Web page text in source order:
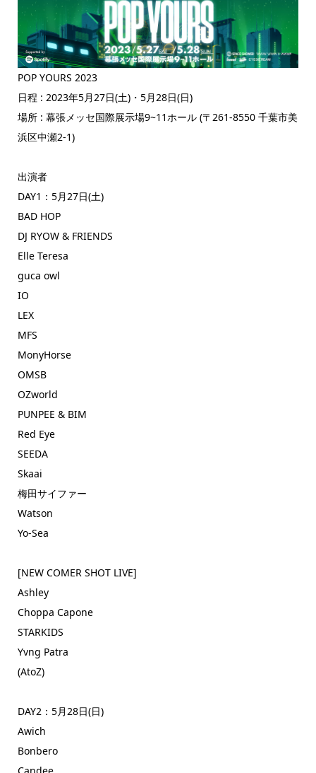
POP YOURS 2023
日程 : 2023年5月27日(土)・5月28日(日)
場所 : 幕張メッセ国際展示場9~11ホール (〒261-8550 千葉市美
浜区中瀬2-1)
出演者
DAY1：5月27日(土)
BAD HOP
DJ RYOW & FRIENDS
Elle Teresa
guca owl
IO
LEX
MFS
MonyHorse
OMSB
OZworld
PUNPEE & BIM
Red Eye
SEEDA
Skaai
梅田サイファー
Watson
Yo-Sea
[NEW COMER SHOT LIVE]
Ashley
Choppa Capone
STARKIDS
Yvng Patra
(AtoZ)
DAY2：5月28日(日)
Awich
Bonbero